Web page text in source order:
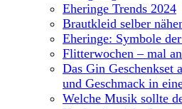
Eheringe Trends 2024
Brautkleid selber
Eheringe: Symbole
Flitterwochen – mal
Das Gin Geschenkset
und Geschmack in
Welche Musik sollte